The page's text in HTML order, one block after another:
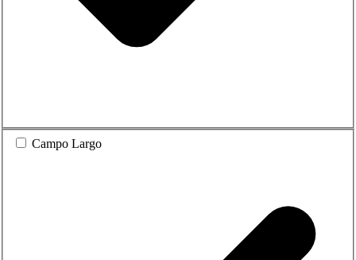
Campo Largo